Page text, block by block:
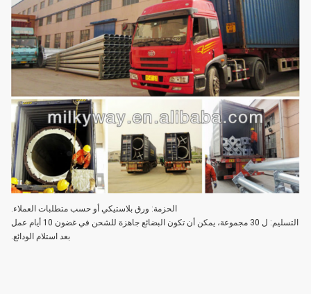
الحزمة: ورق بلاستيكي أو حسب متطلبات العملاء.
التسليم: ل 30 مجموعة، يمكن أن تكون البضائع جاهزة للشحن في غضون 10 أيام عمل
بعد استلام الودائع.